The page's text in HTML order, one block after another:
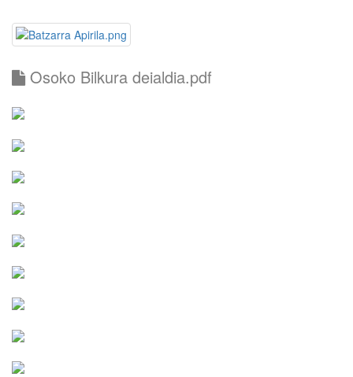
Osoko Bilkura deialdia.pdf